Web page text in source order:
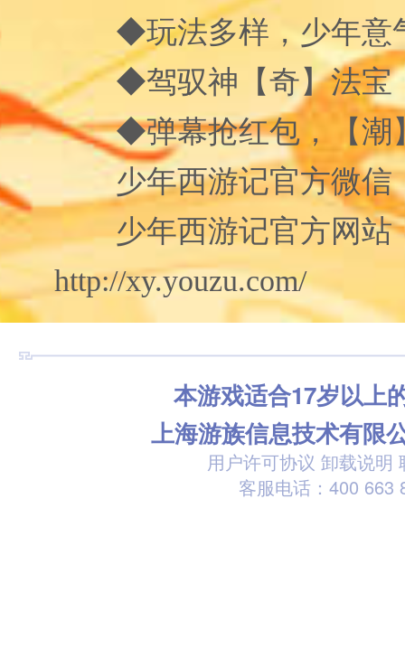
◆玩法多样，少年意
◆驾驭神【奇】法宝
◆弹幕抢红包，【潮
少年西游记官方微信
少年西游记官方网站
http://xy.youzu.com/
本游戏适合17岁以上
上海游族信息技术有限
用户许可协议 卸载说明
客服电话：400 663